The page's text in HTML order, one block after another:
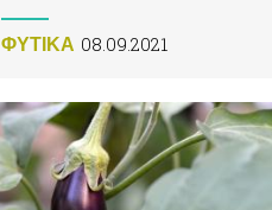
ΦΥΤΙΚA 08.09.2021